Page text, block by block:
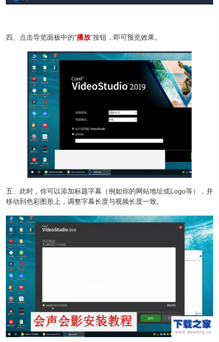
四、点击导览面板中的“播放”按钮，即可预览效果。
五、此时，你可以添加标题字幕（例如你的网站地址或Logo等），并
移动到色彩图形上，调整字幕长度与视频长度一致。